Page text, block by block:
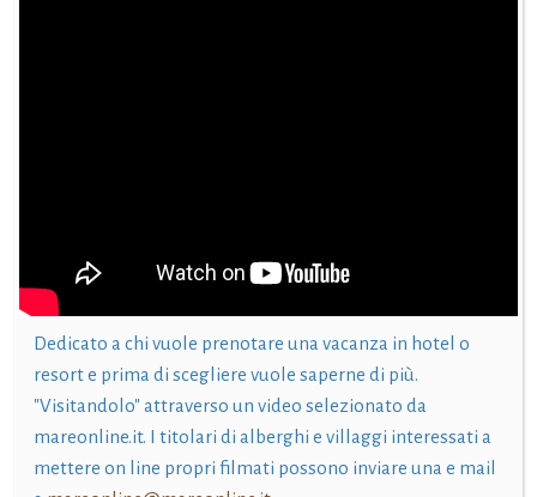
Dedicato a chi vuole prenotare una vacanza in hotel o
resort e prima di scegliere vuole saperne di più.
"Visitandolo" attraverso un video selezionato da
mareonline.it. I titolari di alberghi e villaggi interessati a
mettere on line propri filmati possono inviare una e mail